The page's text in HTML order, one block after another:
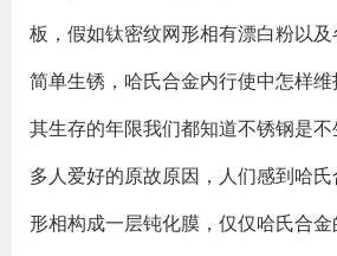
板，假如钛密纹网形相有漂白粉以
简单生锈，哈氏合金内行使中怎样
其生存的年限我们都知道不锈钢是
多人爱好的原故原因，人们感到哈
形相构成一层钝化膜，仅仅哈氏合金